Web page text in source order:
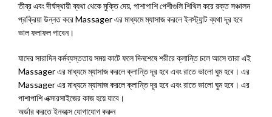
তীব্র এবং দীর্ঘস্থায়ী ব্যথা থেকে মুক্তি দেয়, পাশাপাশি পেশীগুলি শিথিল করে রক্ত সঞ্চালন
প্রক্রিয়া উন্নত করে Massager এর মাধ্যমে ম্যাসাজ করলে ইনস্ট্যান্ট ব্যথা দূর হবে
ভাল ফলাফল পাবেন।
যাদের সারাদিন কর্মব্যস্ততায় সময় কাটে ফলে দিনশেষে শরীরে ক্লান্তি চলে আসে তারা এই
Massager এর মাধ্যমে ম্যাসাজ করলে ক্লান্তি দূর হবে এবং রাতে ভালো ঘুম হবে। এর
Massager এর মাধ্যমে ম্যাসাজ করলে ক্লান্তি দূর হবে এবং রাতে ভালো ঘুম হবে। এর
পাশাপাশি এক্সারসাইজের কাজ হয়ে যাবে।
অর্ডার করতে ইনবক্সে যোগাযোগ করুন